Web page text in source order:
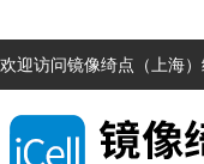
欢迎访问镜像绮点（上海